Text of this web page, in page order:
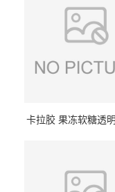
卡拉胶 果冻软糖透明